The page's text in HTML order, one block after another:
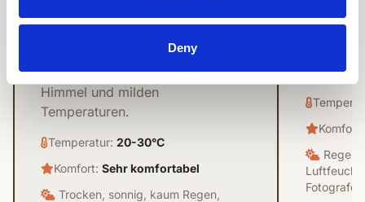
Deny
Trockenzeit
Tierbeobachtungen mit klarem
Himmel und milden
Temperaturen.
Temperatur: 20-30°C
Komfort: Sehr komfortabel
Trocken, sonnig, kaum Regen,
sind
Fotografen